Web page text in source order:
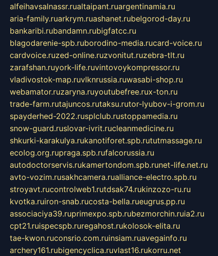
alfeihavsalnassr.rualtaipant.ruargentinamia.ru
aria-family.ruarkrym.ruashanet.rubelgorod-day.ru
bankaribi.rubandamn.rubigfatcc.ru
blagodarenie-spb.ruborodino-media.rucard-voice.ru
cardvoice.ruzed-online.ruzvonitut.ruzebra-tlt.ru
zarafshan.ruyork-life.ruvintovoykompressor.ru
vladivostok-map.ruvlknrussia.ruwasabi-shop.ru
webamator.ruzaryna.ruyoutubefree.rux-ton.ru
trade-farm.rutajuncos.rutaksu.rutor-lyubov-i-grom.ru
spayderhed-2022.rusplclub.rustoppamedia.ru
snow-guard.ruslovar-ivrit.rucleanmedicine.ru
shkurki-karakulya.rukanotiforet.spb.rututmassage.ru
ecolog.org.rupraga.spb.rufalcorussia.ru
autodoctorservis.rukamertondom.spb.runet-life.net.ru
avto-vozim.rusakhcamera.rualliance-electro.spb.ru
stroyavt.rucontrolweb1.rutdsak74.rukinzozo-ru.ru
kvotka.ruiron-snab.rucosta-bella.rueugrus.pp.ru
associaciya39.ruprimexpo.spb.rubezmorchin.ruia2.ru
cpt21.ruispecspb.ruregahost.rukolosok-elita.ru
tae-kwon.ruconsrio.com.ruinsiam.ruavegainfo.ru
archery161.rubigencyclica.ruvlast16.rukorru.net